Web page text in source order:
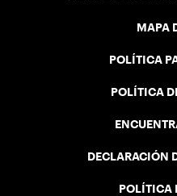
MAPA
POLÍTICA
POLÍTICA
DECLARACIÓN
POLÍTICA